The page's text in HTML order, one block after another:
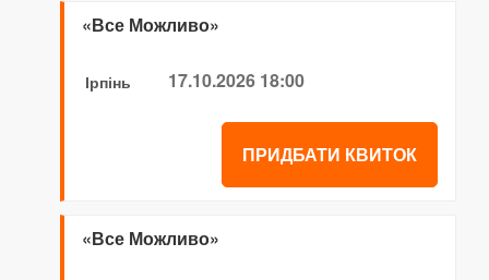
«Все Можливо»
Ірпінь 17.10.2026 18:00
ПРИДБАТИ КВИТОК
«Все Можливо»